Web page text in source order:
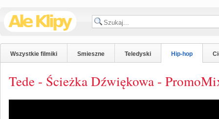
Wszystkie filmiki Smieszne Teledyski Hip-hop
Tede - Ścieżka Dźwiękowa -